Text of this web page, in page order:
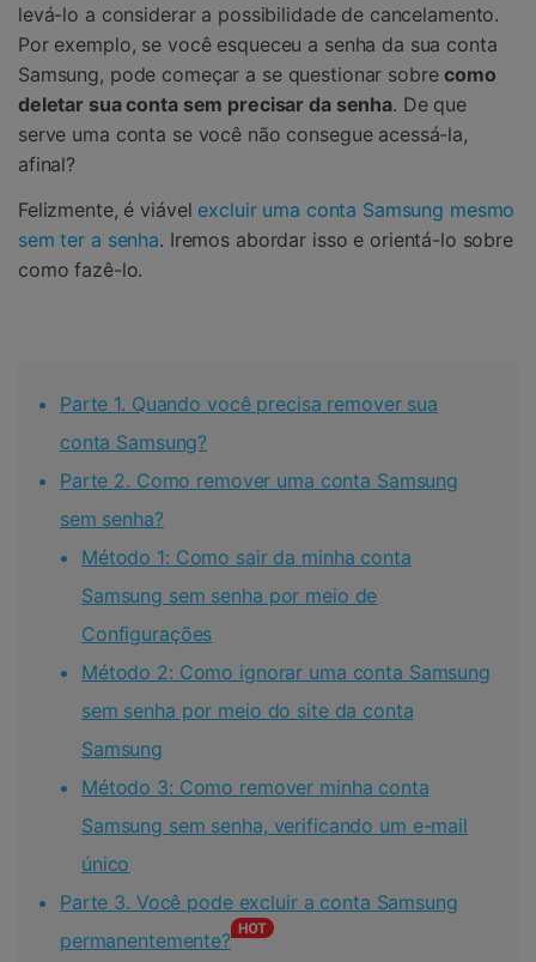
levá-lo a considerar a possibilidade de cancelamento.
Por exemplo, se você esqueceu a senha da sua conta
Samsung, pode começar a se questionar sobrecomo
deletar sua conta sem precisar da senha. De que
serve uma conta se você não consegue acessá-la,
afinal?
Felizmente, é viável excluir uma conta Samsung mesmo
sem ter a senha. Iremos abordar isso e orientá-lo sobre
como fazê-lo.
Parte 1. Quando você precisa remover sua
conta Samsung?
Parte 2. Como remover uma conta Samsung
sem senha?
Método 1: Como sair da minha conta
Samsung sem senha por meio de
Configurações
Método 2: Como ignorar uma conta Samsung
sem senha por meio do site da conta
Samsung
Método 3: Como remover minha conta
Samsung sem senha, verificando um e-mail
único
Parte 3. Você pode excluir a conta Samsung
permanentemente?